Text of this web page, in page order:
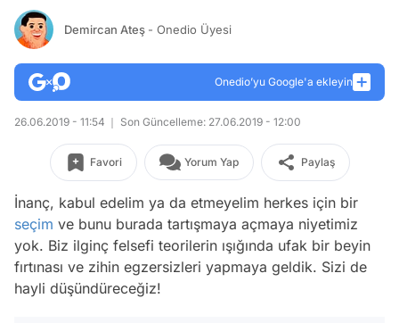
Demircan Ateş - Onedio Üyesi
Onedio’yu Google'a ekleyin
26.06.2019 - 11:54 Son Güncelleme: 27.06.2019 - 12:00
Favori Yorum Yap Paylaş
İnanç, kabul edelim ya da etmeyelim herkes için bir
seçim ve bunu burada tartışmaya açmaya niyetimiz
yok. Biz ilginç felsefi teorilerin ışığında ufak bir beyin
fırtınası ve zihin egzersizleri yapmaya geldik. Sizi de
hayli düşündüreceğiz!